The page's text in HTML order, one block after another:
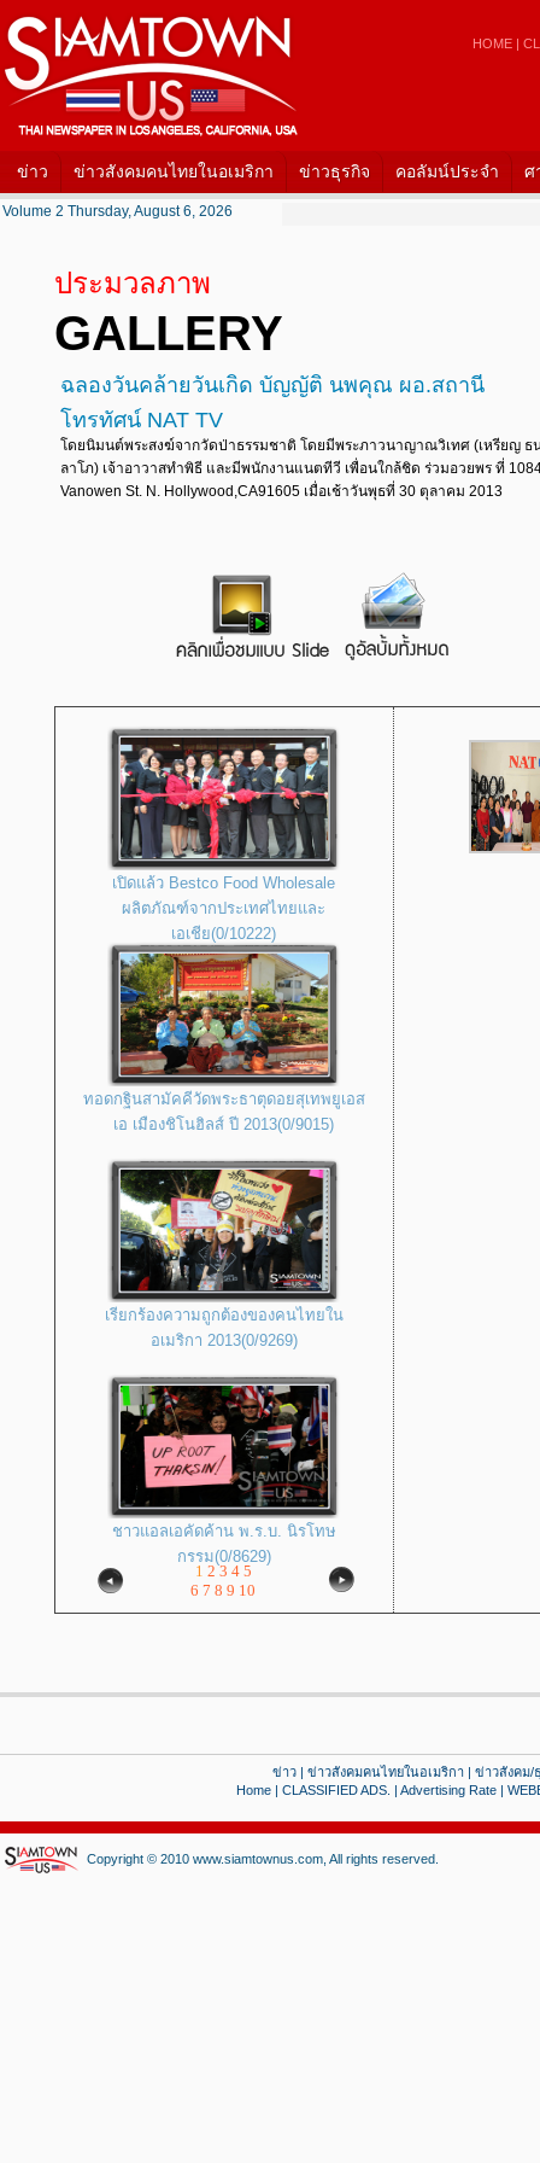
HOME |
ข่าว ข่าวสังคมคนไทยในอเมริกา ข่าวธุรกิจ คอลัมน์ประจำ ศ
Volume 2 Thursday, August 6, 2026
ประมวลภาพ
GALLERY
ฉลองวันคล้ายวันเกิด บัญญัติ นพคุณ ผอ.สถานี
โทรทัศน์ NAT TV
โดยนิมนต์พระสงฆ์จากวัดป่าธรรมชาติ โดยมีพระภาวนาญาณวิเทศ (เหรียญ ธ
ลาโภ) เจ้าอาวาสทำพิธี และมีพนักงานแนตทีวี เพื่อนใกล้ชิด ร่วมอวยพร ที่
Vanowen St. N. Hollywood,CA91605 เมื่อเช้าวันพุธที่ 30 ตุลาคม 2013
เปิดแล้ว Bestco Food Wholesale
ผลิตภัณฑ์จากประเทศไทยและ
เอเชีย(0/10222)
ทอดกฐินสามัคคีวัดพระธาตุดอยสุเทพยูเอส
เอ เมืองชิโนฮิลส์ ปี 2013(0/9015)
เรียกร้องความถูกต้องของคนไทยใน
อเมริกา 2013(0/9269)
ชาวแอลเอคัดค้าน พ.ร.บ. นิรโทษ
กรรม(0/8629)
1 2 3 4 5
6 7 8 9 10
ข่าว| ข่าวสังคมคนไทยในอเมริกา| ข่าวสังคม/
Home| CLASSIFIED ADS. | Advertising Rate|
Copyright © 2010 www.siamtownus.com, All rights reserved.